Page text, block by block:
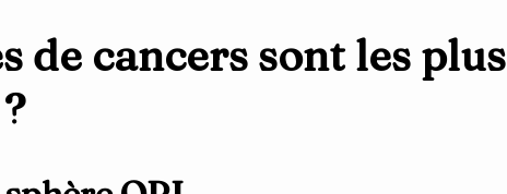
de cancers sont les plus